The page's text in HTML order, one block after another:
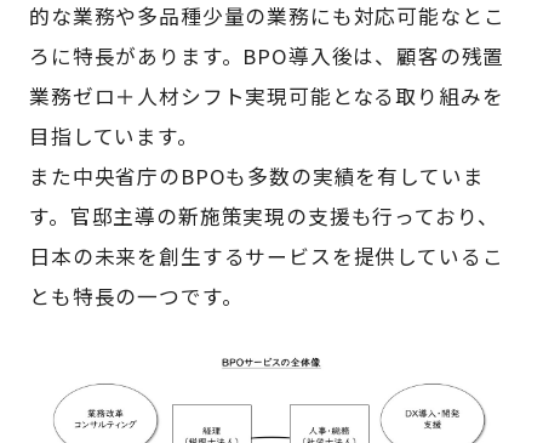
的な業務や多品種少量の業務にも対応可能なとこ
ろに特長があります。BPO導入後は、顧客の残置
業務ゼロ＋人材シフト実現可能となる取り組みを
目指しています。
また中央省庁のBPOも多数の実績を有していま
す。官邸主導の新施策実現の支援も行っており、
日本の未来を創生するサービスを提供しているこ
とも特長の一つです。